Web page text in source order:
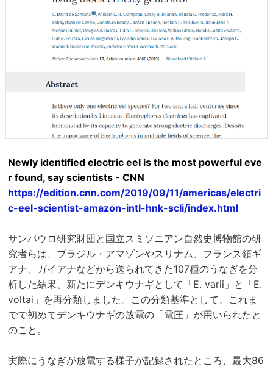
Newly identified electric eel is the most powerful eve
r found, say scientists - CNN
https://edition.cnn.com/2019/09/11/americas/electri
c-eel-scientist-amazon-intl-hnk-scli/index.html
サンパウロ研究財団と国立スミソニアン自然史博物館の研
究者らは、ブラジル・アマゾンやスリナム、フランス領ギ
アナ、ガイアナなどから送られてきた107種のうなぎを分
析した結果、新たにデンキウナギとして「E. varii」と「E.
voltai」を再分類しました。この分類基準として、これま
でで初めてデンキウナギの放電の「電圧」が用いられたと
のこと。
実際にうなぎが放電する様子が記録されたところ、最大86